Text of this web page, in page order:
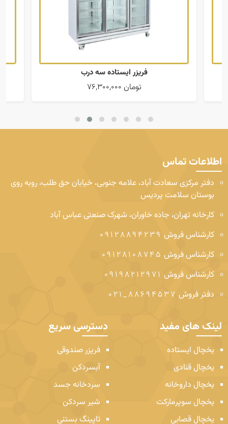
فریزر ایستاده سه درب
76,300,000 تومان
اطلاعات تماس
دفتر مرکزی سعادت آباد، علامه جنوبی، خیابان حق طلب، روبه روی
بوستان سلامت پردیس
کارخانه تهران، جاده خاوران، شهرک صنعتی عباس آباد
کارشناس فروش 09128894239
کارشناس فروش 09128108745
کارشناس فروش 09198212971
دفتر فروش 88694537_021
لینک های مفید
یخچال ایستاده
یخچال قنادی
یخچال داروخانه
یخچال سوپرمارکت
یخچال قصابی
دسترسی سریع
فریزر صندوقی
آبسردکن
سردخانه جسد
شیر سردکن
تاپینگ بستنی